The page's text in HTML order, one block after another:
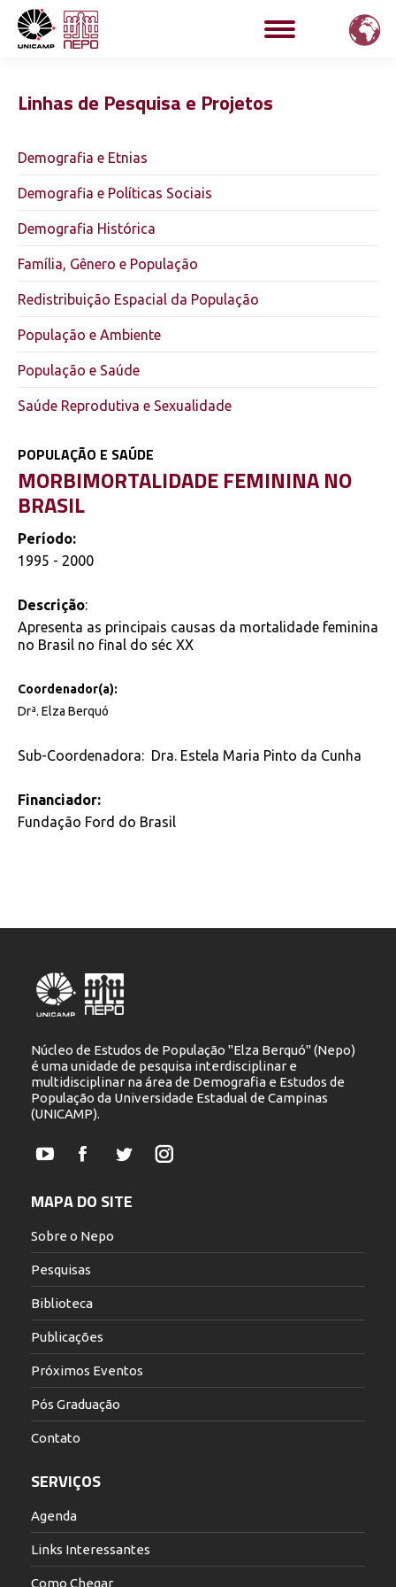
Linhas de Pesquisa e Projetos
Demografia e Etnias
Demografia e Políticas Sociais
Demografia Histórica
Família, Gênero e População
Redistribuição Espacial da População
População e Ambiente
População e Saúde
Saúde Reprodutiva e Sexualidade
POPULAÇÃO E SAÚDE
MORBIMORTALIDADE FEMININA NO
BRASIL
Período:
1995 - 2000
Descrição:
Apresenta as principais causas da mortalidade feminina
no Brasil no final do séc XX
Coordenador(a):
Drª. Elza Berquó
Sub-Coordenadora: Dra. Estela Maria Pinto da Cunha
Financiador:
Fundação Ford do Brasil
Núcleo de Estudos de População "Elza Berquó" (Nepo)
é uma unidade de pesquisa interdisciplinar e
multidisciplinar na área de Demografia e Estudos de
População da Universidade Estadual de Campinas
(UNICAMP).
YouTubeFacebookTwitterInstagram
MAPA DO SITE
Sobre o Nepo
Pesquisas
Biblioteca
Publicações
Próximos Eventos
Pós Graduação
Contato
SERVIÇOS
Agenda
Links Interessantes
Como Chegar